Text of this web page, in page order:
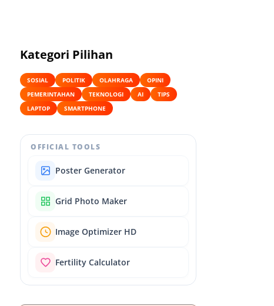
Kategori Pilihan
SOSIAL POLITIK OLAHRAGA
OPINI
PEMERINTAHAN
TEKNOLOGI AI
TIPS
LAPTOP
SMARTPHONE
OFFICIAL TOOLS
Poster Generator
Grid Photo Maker
Image Optimizer HD
Fertility Calculator